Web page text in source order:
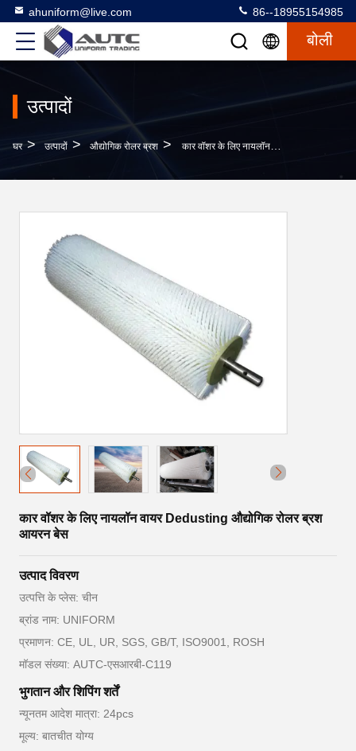
ahuniform@live.com 86--18955154985
बोली
उत्पादों
घर > उत्पादों > औद्योगिक रोलर ब्रश > कार वॉशर के लिए नायलॉन वायर Dedusting औद्योगिक रोलर ब्रश आयरन बेस
कार वॉशर के लिए नायलॉन वायर Dedusting औद्योगिक रोलर ब्रश
आयरन बेस
उत्पाद विवरण
उत्पत्ति के प्लेस: चीन
ब्रांड नाम: UNIFORM
प्रमाणन: CE, UL, UR, SGS, GB/T, ISO9001, ROSH
मॉडल संख्या: AUTC-एसआरबी-C119
भुगतान और शिपिंग शर्तें
न्यूनतम आदेश मात्रा: 24pcs
मूल्य: बातचीत योग्य